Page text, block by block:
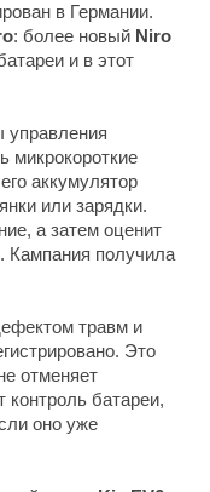
в Германии.
: более новый Niro
и в этот
управления
микрокороткие
аккумулятор
или зарядки.
а затем оценит
Кампания получила
травм и
Это
отменяет
контроль батареи,
оно уже